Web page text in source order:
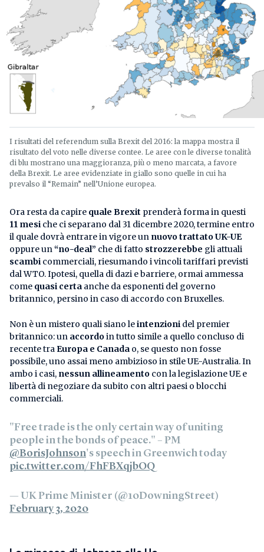
I risultati del referendum sulla Brexit del 2016: la mappa mostra il
risultato del voto nelle diverse contee. Le aree con le diverse tonalità
di blu mostrano una maggioranza, più o meno marcata, a favore
della Brexit. Le aree evidenziate in giallo sono quelle in cui ha
prevalso il “Remain” nell’Unione europea.
Ora resta da capire quale Brexit prenderà forma in questi
11 mesi che ci separano dal 31 dicembre 2020, termine entro
il quale dovrà entrare in vigore un nuovo trattato UK-UE
oppure un“no-deal” che di fatto strozzerebbe gli attuali
scambi commerciali, riesumando i vincoli tariffari previsti
dal WTO. Ipotesi, quella di dazi e barriere, ormai ammessa
come quasi certa anche da esponenti del governo
britannico, persino in caso di accordo con Bruxelles.
Non è un mistero quali siano leintenzioni del premier
britannico: un accordoin tutto simile a quello concluso di
recente traEuropa e Canada o, se questo non fosse
possibile, uno assai meno ambizioso in stile UE-Australia. In
ambo i casi, nessun allineamento con la legislazione UE e
libertà di negoziare da subito con altri paesi o blocchi
commerciali.
"Free trade is the only certain way of uniting
people in the bonds of peace." – PM
@BorisJohnson's speech in Greenwich today
pic.twitter.com/FhFBXqjbOQ
— UK Prime Minister (@10DowningStreet)
February 3, 2020